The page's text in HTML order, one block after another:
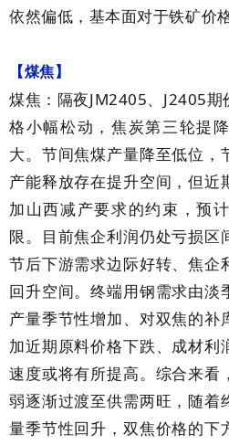
依然偏低，基本面对于铁矿价
【煤焦】
煤焦：隔夜JM2405、 J2405期
格小幅松动，焦炭第三轮提
大。节间焦煤产量降至低位，
产能释放存在提升空间，但近
加山西减产要求的约束，预
限。目前焦企利润仍处亏损区
节后下游需求边际好转、焦企
回升空间。终端用钢需求由淡
产量季节性增加、对双焦的补
加近期原料价格下跌、成材利
速度或将有所提高。综合来看
弱逐渐过渡至供需两旺，随着
量季节性回升，双焦价格的下